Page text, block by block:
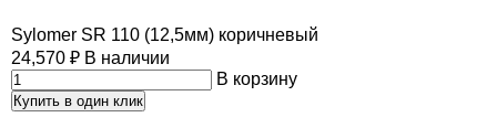
Sylomer SR 110 (12,5мм) коричневый
24,570 ₽ В наличии
В корзину
Купить в один клик